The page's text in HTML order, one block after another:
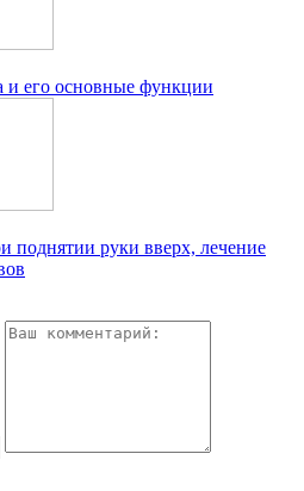
и его основные функции
поднятии руки вверх, лечение